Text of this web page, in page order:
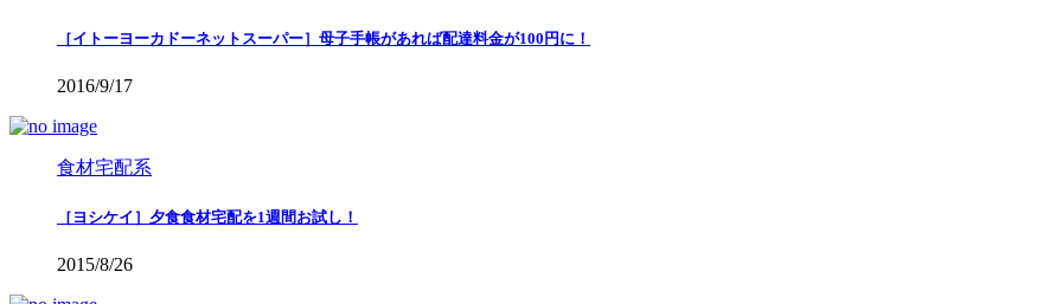
［イトーヨーカドーネットスーパー］母子手帳があれば配達料金が100円に！
2016/9/17
食材宅配系
［ヨシケイ］夕食食材宅配を1週間お試し！
2015/8/26